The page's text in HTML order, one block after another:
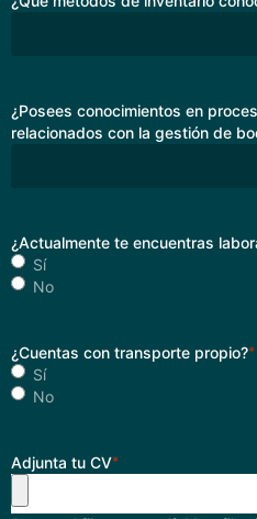
¿Posees conocimientos en
relacionados con la gestión de
¿Actualmente te encuentras
Sí
No
¿Cuentas con transporte propio?*
Sí
No
Adjunta tu CV*